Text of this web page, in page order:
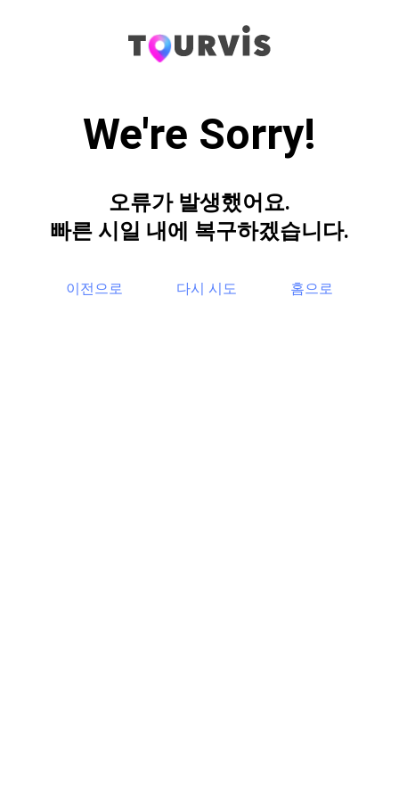
We're Sorry!
오류가 발생했어요.
빠른 시일 내에 복구하겠습니다.
이전으로 다시 시도 홈으로